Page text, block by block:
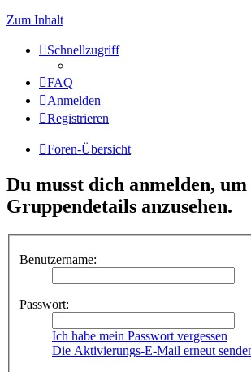
Zum Inhalt
Schnellzugriff
FAQ
Anmelden
Registrieren
Foren-Übersicht
Du musst dich anmelden, um
Gruppendetails anzusehen.
Benutzername:
Passwort:
Ich habe mein Passwort vergessen
Die Aktivierungs-E-Mail erneut